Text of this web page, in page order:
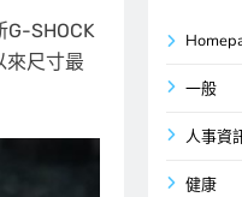
SHOCK
來尺寸最
一般
人事資
健康